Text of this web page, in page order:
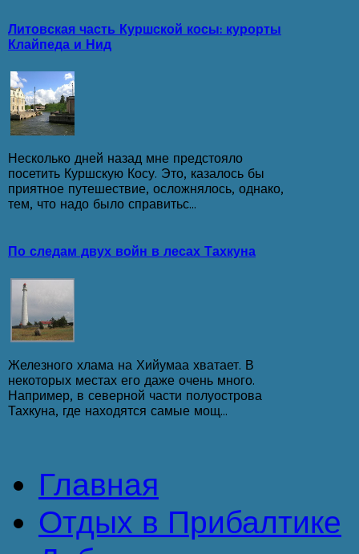
Литовская часть Куршской косы: курорты
Клайпеда и Нид
Несколько дней назад мне предстояло
посетить Куршскую Косу. Это, казалось бы
приятное путешествие, осложнялось, однако,
тем, что надо было справитьс...
По следам двух войн в лесах Тахкуна
Железного хлама на Хийумаа хватает. В
некоторых местах его даже очень много.
Например, в северной части полуострова
Тахкуна, где находятся самые мощ...
Главная
Отдых в Прибалтике